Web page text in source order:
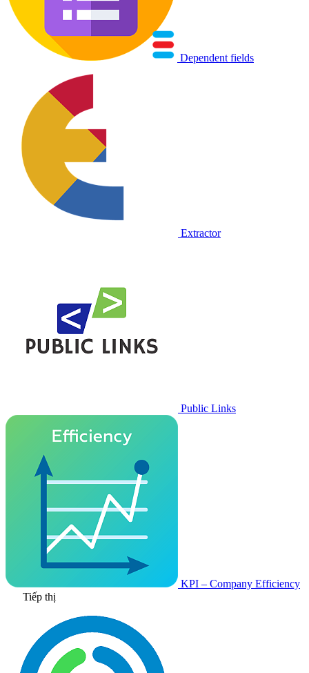
Dependent fields
Extractor
Public Links
KPI – Company Efficiency
Tiếp thị